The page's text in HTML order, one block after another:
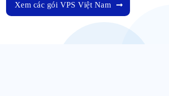
Xem các gói VPS Việt Nam